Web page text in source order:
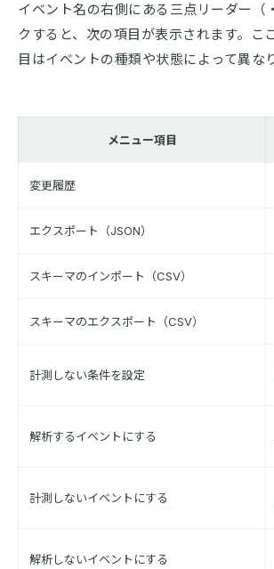
イベント名の右側にある三点リーダー（
クすると、次の項目が表示されます。こ
目はイベントの種類や状態によって異な
メニュー項目
変更履歴
エクスポート（JSON）
スキーマのインポート（CSV）
スキーマのエクスポート（CSV）
計測しない条件を設定
解析するイベントにする
計測しないイベントにする
解析しないイベントにする